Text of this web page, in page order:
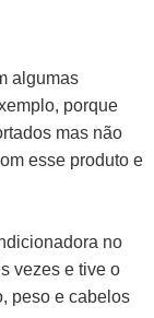
algumas
porque
mas não
esse produto e
no
vezes e tive o
peso e cabelos